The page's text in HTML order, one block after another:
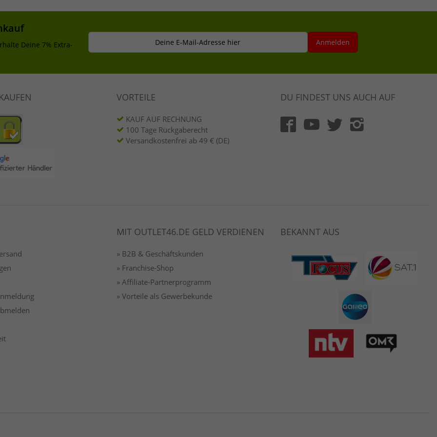
Deine 7% Extra- Deine E-Mail-Adresse hier Anmelden
VORTEILE
KAUF AUF RECHNUNG
100 Tage Rückgaberecht
Versandkostenfrei ab 49 € (DE)
DU FINDEST UNS AUCH AUF
MIT OUTLET46.DE GELD VERDIENEN
» B2B & Geschäftskunden
» Franchise-Shop
» Affiliate-Partnerprogramm
» Vorteile als Gewerbekunde
BEKANNT AUS